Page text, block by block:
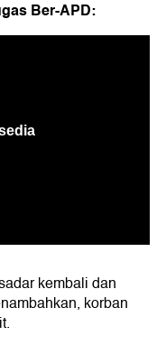
Ber-APD:
kembali dan
korban